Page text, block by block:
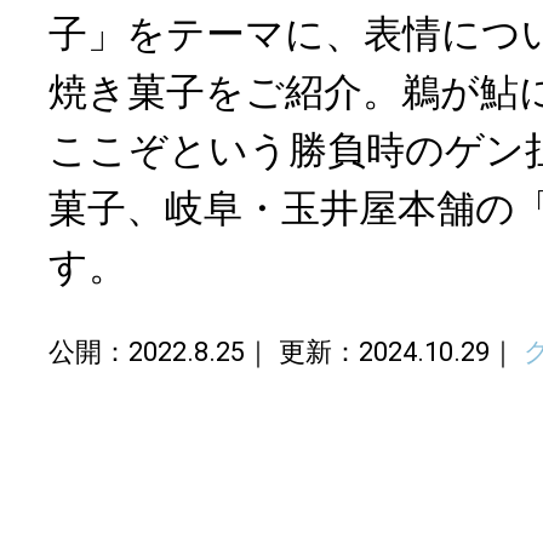
子」をテーマに、表情につ
焼き菓子をご紹介。鵜が鮎
ここぞという勝負時のゲン
菓子、岐阜・玉井屋本舗の
す。
公開：2022.8.25 更新：2024.10.29